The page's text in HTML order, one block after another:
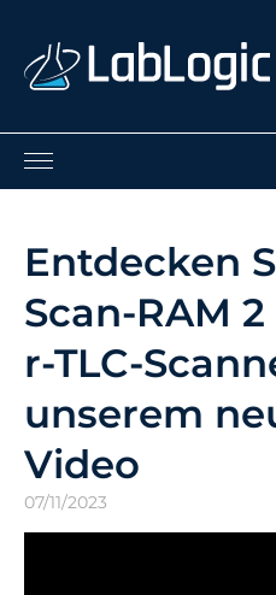
Strahlenschutz
Dienstleistungen
Kontakt
Händler
Entdecken
Scan-RAM
r-TLC-
unserem
Video
07/11/2023